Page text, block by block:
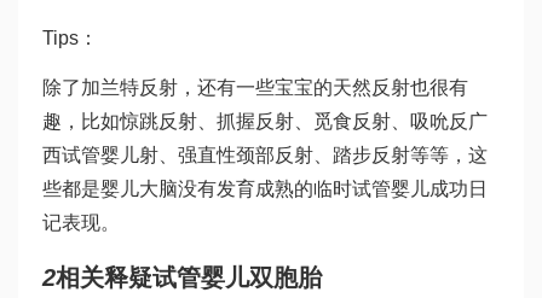
Tips：
除了加兰特反射，还有一些宝宝的天然反射也很有
趣，比如惊跳反射、抓握反射、觅食反射、吸吮反 广
西试管婴儿射、强直性颈部反射、踏步反射等等，这
些都是婴儿大脑没有发育成熟的临时试管婴儿成功日
记表现。
2相关释疑试管婴儿双胞胎